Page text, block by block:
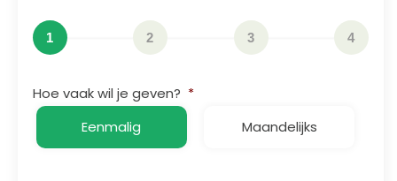
1 2 3 4
Hoe vaak wil je geven? *
Eenmalig
Maandelijks